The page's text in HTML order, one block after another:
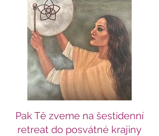
Pak Tě zveme na šestidenní
retreat do posvátné krajiny